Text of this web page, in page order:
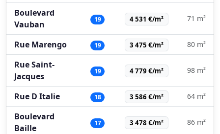
Boulevard
Vauban
19 4 531 €/m² 71 m²
Rue Marengo 19 3 475 €/m² 80 m²
Rue Saint-
Jacques
19 4 779 €/m² 98 m²
Rue D Italie 18 3 586 €/m² 64 m²
Boulevard
Baille
17 3 478 €/m² 86 m²